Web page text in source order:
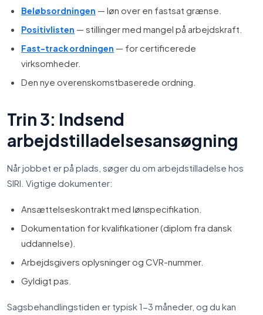
Beløbsordningen — løn over en fastsat grænse.
Positivlisten — stillinger med mangel på arbejdskraft.
Fast-track ordningen — for certificerede
virksomheder.
Den nye overenskomstbaserede ordning.
Trin 3: Indsend
arbejdstilladelsesansøgning
Når jobbet er på plads, søger du om arbejdstilladelse hos
SIRI. Vigtige dokumenter:
Ansættelseskontrakt med lønspecifikation.
Dokumentation for kvalifikationer (diplom fra dansk
uddannelse).
Arbejdsgivers oplysninger og CVR-nummer.
Gyldigt pas.
Sagsbehandlingstiden er typisk 1-3 måneder, og du kan